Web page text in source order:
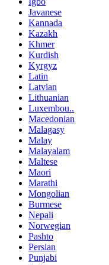
Javanese
Kannada
Kazakh
Khmer
Kurdish
Kyrgyz
Latin
Latvian
Lithuanian
Luxembou..
Macedonian
Malagasy
Malay
Malayalam
Maltese
Maori
Marathi
Mongolian
Burmese
Nepali
Norwegian
Pashto
Persian
Punjabi